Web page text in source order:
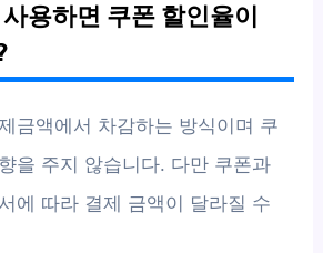
용하면 쿠폰 할인율이
금액에서 차감하는 방식이며 쿠
을 주지 않습니다. 다만 쿠폰과
에 따라 결제 금액이 달라질 수